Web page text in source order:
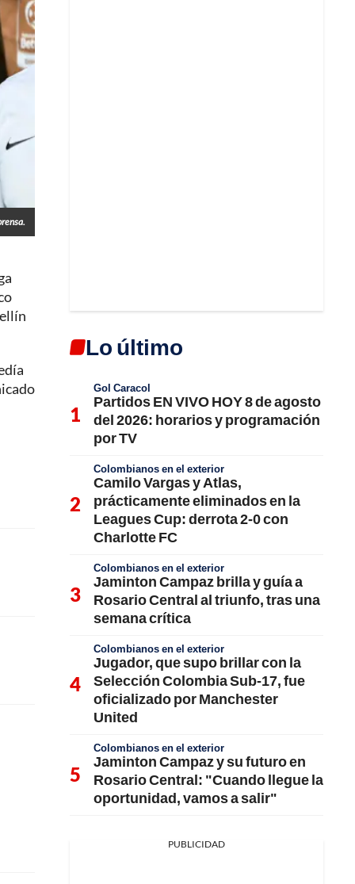
Lo último
Gol Caracol
Partidos EN VIVO HOY 8 de agosto
del 2026: horarios y programación
por TV
Colombianos en el exterior
Camilo Vargas y Atlas,
prácticamente eliminados en la
Leagues Cup: derrota 2-0 con
Charlotte FC
Colombianos en el exterior
Jaminton Campaz brilla y guía a
Rosario Central al triunfo, tras una
semana crítica
Colombianos en el exterior
Jugador, que supo brillar con la
Selección Colombia Sub-17, fue
oficializado por Manchester
United
Colombianos en el exterior
Jaminton Campaz y su futuro en
Rosario Central: "Cuando llegue la
oportunidad, vamos a salir"
PUBLICIDAD